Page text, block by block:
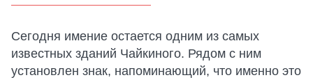
Сегодня имение остается одним из самых
известных зданий Чайкиного. Рядом с ним
установлен знак, напоминающий, что именно это